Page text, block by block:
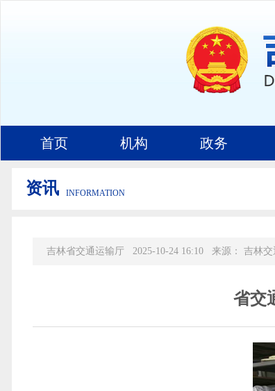
首页 机构 政务
资讯 INFORMATION
吉林省交通运输厅 2025-10-24 16:10 来源： 吉林交
省交